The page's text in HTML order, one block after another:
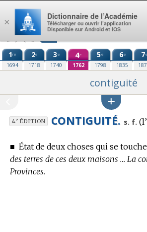
Aller au contenu
1re
1694
2e
1718
3e
1740
4e
1762
5e
1798
6e
1835
7e
contiguité
4eÉDITION CONTIGUITÉ. s. f.
■ État de deux choses qui se
des terres de ces deux maisons … La
Provinces.
×
Dictionnaire de l’Académie
Télécharger ou ouvrir l’application
Disponible sur Android et iOS